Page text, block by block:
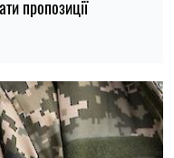
потреби